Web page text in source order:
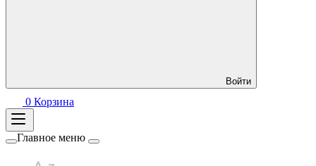
Войти
0 Корзина
Главное меню